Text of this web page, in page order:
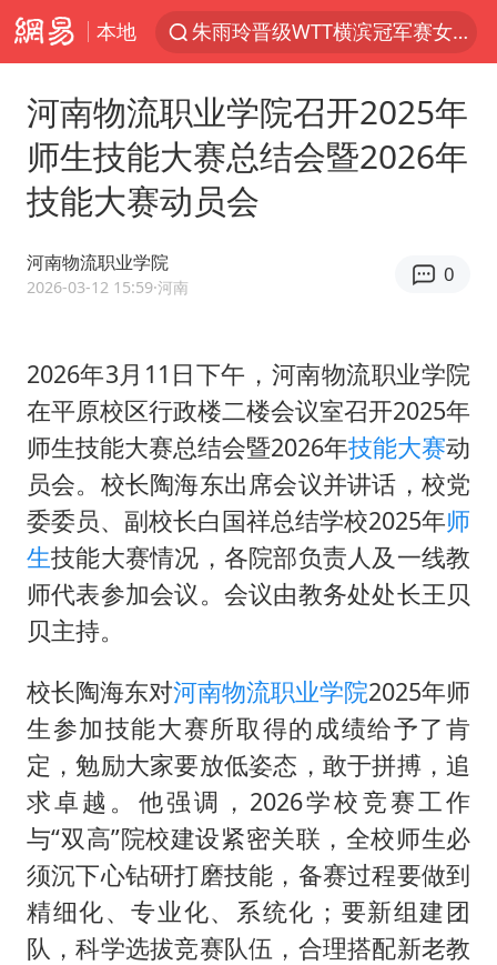
本地
朱雨玲晋级WTT横滨冠军赛女单八强
泰国校园枪击案死亡人数升至7人
陕西省委书记赶赴柞水县杏坪镇
女孩摆摊卖菌子时收到北大通知书
广岛核爆81周年央视播《奥本海默》
公司“上四休三”但要降薪1000元
男子杀人后逃进深山21年活得像野人
70多岁父亲独自坐车到上海看望女儿
OpenAI为免费用户升级GPT-5.6 Luna
“中国蔬菜之乡”最高温达41.8℃
河南物流职业学院召开2025年
师生技能大赛总结会暨2026年
技能大赛动员会
河南物流职业学院
2026-03-12 15:59·河南
0
2026年3月11日下午，河南物流职业学院
在平原校区行政楼二楼会议室召开2025年
师生技能大赛总结会暨2026年技能大赛动
员会。校长陶海东出席会议并讲话，校党
委委员、副校长白国祥总结学校2025年师
生技能大赛情况，各院部负责人及一线教
师代表参加会议。会议由教务处处长王贝
贝主持。
校长陶海东对河南物流职业学院2025年师
生参加技能大赛所取得的成绩给予了肯
定，勉励大家要放低姿态，敢于拼搏，追
求卓越。他强调，2026学校竞赛工作
与“双高”院校建设紧密关联，全校师生必
须沉下心钻研打磨技能，备赛过程要做到
精细化、专业化、系统化；要新组建团
队，科学选拔竞赛队伍，合理搭配新老教